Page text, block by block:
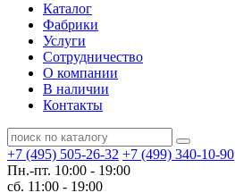
Каталог
Фабрики
Услуги
Сотрудничество
О компании
В наличии
Контакты
+7 (495) 505-26-32 +7 (499) 340-10-90
Пн.-пт. 10:00 - 19:00
сб. 11:00 - 19:00